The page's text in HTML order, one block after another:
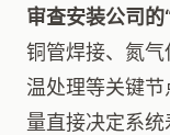
审查安装公司
铜管焊接、氮
温处理等关键
量直接决定系统